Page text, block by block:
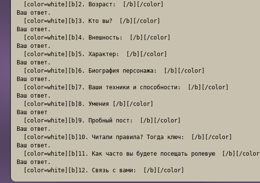
  [color=white][b]2. Возраст:  [/b][/color]
Ваш ответ.
  [color=white][b]3. Кто вы?  [/b][/color]
Ваш ответ.
  [color=white][b]4. Внешность:  [/b][/color]
Ваш ответ.
  [color=white][b]5. Характер:  [/b][/color]
Ваш ответ.
  [color=white][b]6. Биография персонажа:  [/b][/color]
Ваш ответ.
  [color=white][b]7. Ваши техники и способности:  [/b][/color]
Ваш ответ.
  [color=white][b]8. Умения [/b][/color]
Ваш ответ
  [color=white][b]9. Пробный пост:  [/b][/color]
Ваш ответ.
  [color=white][b]10. Читали правила? Тогда ключ:  [/b][/color]
Ваш ответ.
  [color=white][b]11. Как часто вы будете посещать ролевую  [/b][/color]
Ваш ответ.
  [color=white][b]12. Связь с вами:  [/b][/color]